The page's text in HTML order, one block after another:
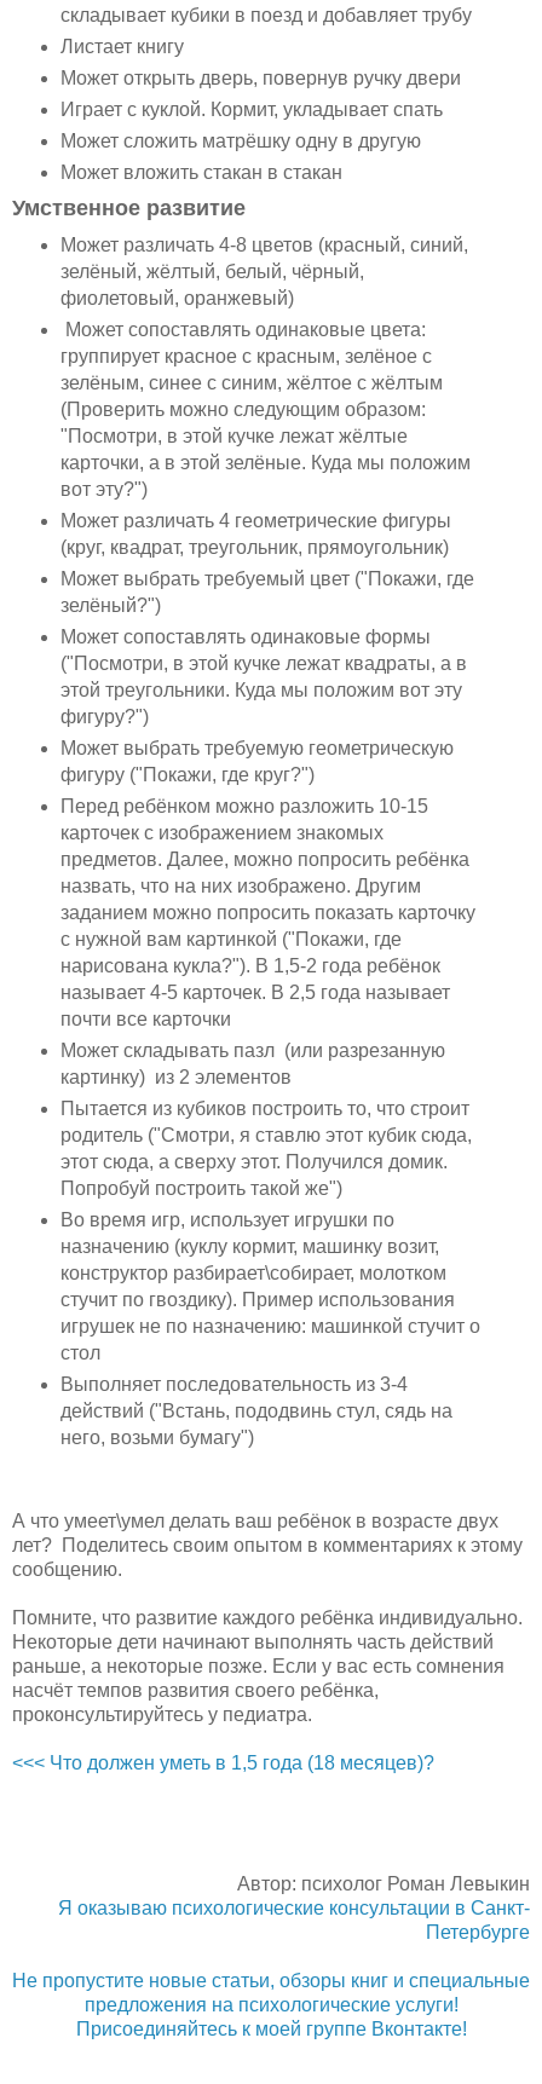
складывает кубики в поезд и добавляет трубу
Листает книгу
Может открыть дверь, повернув ручку двери
Играет с куклой. Кормит, укладывает спать
Может сложить матрёшку одну в другую
Может вложить стакан в стакан
Умственное развитие
Может различать 4-8 цветов (красный, синий,
зелёный, жёлтый, белый, чёрный,
фиолетовый, оранжевый)
Может сопоставлять одинаковые цвета:
группирует красное с красным, зелёное с
зелёным, синее с синим, жёлтое с жёлтым
(Проверить можно следующим образом:
"Посмотри, в этой кучке лежат жёлтые
карточки, а в этой зелёные. Куда мы положим
вот эту?")
Может различать 4 геометрические фигуры
(круг, квадрат, треугольник, прямоугольник)
Может выбрать требуемый цвет ("Покажи, где
зелёный?")
Может сопоставлять одинаковые формы
("Посмотри, в этой кучке лежат квадраты, а в
этой треугольники. Куда мы положим вот эту
фигуру?")
Может выбрать требуемую геометрическую
фигуру ("Покажи, где круг?")
Перед ребёнком можно разложить 10-15
карточек с изображением знакомых
предметов. Далее, можно попросить ребёнка
назвать, что на них изображено. Другим
заданием можно попросить показать карточку
с нужной вам картинкой ("Покажи, где
нарисована кукла?"). В 1,5-2 года ребёнок
называет 4-5 карточек. В 2,5 года называет
почти все карточки
Может складывать пазл (или разрезанную
картинку) из 2 элементов
Пытается из кубиков построить то, что строит
родитель ("Смотри, я ставлю этот кубик сюда,
этот сюда, а сверху этот. Получился домик.
Попробуй построить такой же")
Во время игр, использует игрушки по
назначению (куклу кормит, машинку возит,
конструктор разбирает\собирает, молотком
стучит по гвоздику). Пример использования
игрушек не по назначению: машинкой стучит о
стол
Выполняет последовательность из 3-4
действий ("Встань, пододвинь стул, сядь на
него, возьми бумагу")
А что умеет\умел делать ваш ребёнок в возрасте двух
лет? Поделитесь своим опытом в комментариях к этому
сообщению.
Помните, что развитие каждого ребёнка индивидуально.
Некоторые дети начинают выполнять часть действий
раньше, а некоторые позже. Если у вас есть сомнения
насчёт темпов развития своего ребёнка,
проконсультируйтесь у педиатра.
<<< Что должен уметь в 1,5 года (18 месяцев)?
Автор: психолог Роман Левыкин
Я оказываю психологические консультации в Санкт-
Петербурге
Не пропустите новые статьи, обзоры книг и специальные
предложения на психологические услуги!
Присоединяйтесь к моей группе Вконтакте!